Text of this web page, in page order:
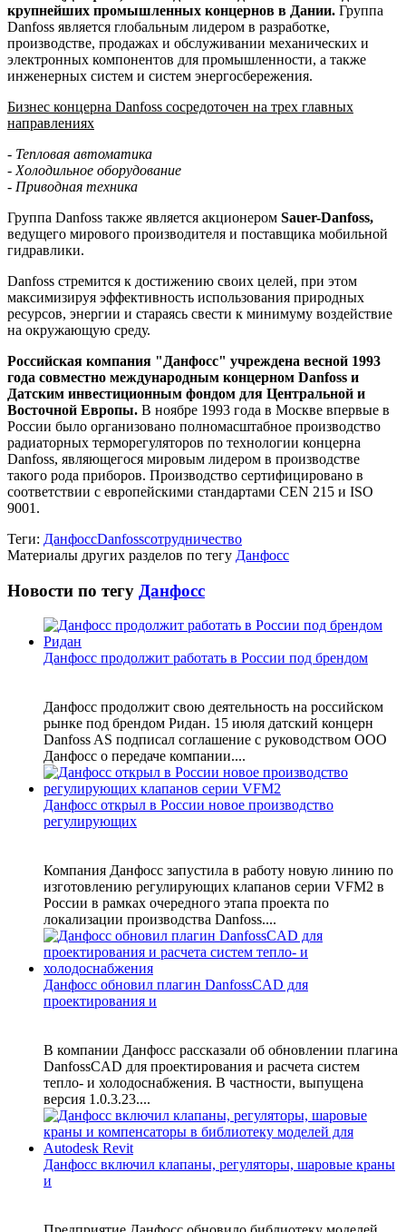
крупнейших промышленных концернов в Дании. Группа
Danfoss является глобальным лидером в разработке,
производстве, продажах и обслуживании механических и
электронных компонентов для промышленности, а также
инженерных систем и систем энергосбережения.
Бизнес концерна Danfoss сосредоточен на трех главных
направлениях
- Тепловая автоматика
- Холодильное оборудование
- Приводная техника
Группа Danfoss также является акционером Sauer-Danfoss,
ведущего мирового производителя и поставщика мобильной
гидравлики.
Danfoss стремится к достижению своих целей, при этом
максимизируя эффективность использования природных
ресурсов, энергии и стараясь свести к минимуму воздействие
на окружающую среду.
Российская компания "Данфосс" учреждена весной 1993
года совместно международным концерном Danfoss и
Датским инвестиционным фондом для Центральной и
Восточной Европы. В ноябре 1993 года в Москве впервые в
России было организовано полномасштабное производство
радиаторных терморегуляторов по технологии концерна
Danfoss, являющегося мировым лидером в производстве
такого рода приборов. Производство сертифицировано в
соответствии с европейскими стандартами СEN 215 и ISO
9001.
Теги: ДанфоссDanfossсотрудничество
Материалы других разделов по тегу Данфосс
Новости по тегу Данфосс
Данфосс продолжит работать в России под брендом
Данфосс продолжит свою деятельность на российском
рынке под брендом Ридан. 15 июля датский концерн
Danfoss AS подписал соглашение c руководством ООО
Данфосс о передаче компании....
Данфосс открыл в России новое производство
регулирующих
Компания Данфосс запустила в работу новую линию по
изготовлению регулирующих клапанов серии VFM2 в
России в рамках очередного этапа проекта по
локализации производства Danfoss....
Данфосс обновил плагин DanfossCAD для
проектирования и
В компании Данфосс рассказали об обновлении плагина
DanfossCAD для проектирования и расчета систем
тепло- и холодоснабжения. В частности, выпущена
версия 1.0.3.23....
Данфосс включил клапаны, регуляторы, шаровые краны
и